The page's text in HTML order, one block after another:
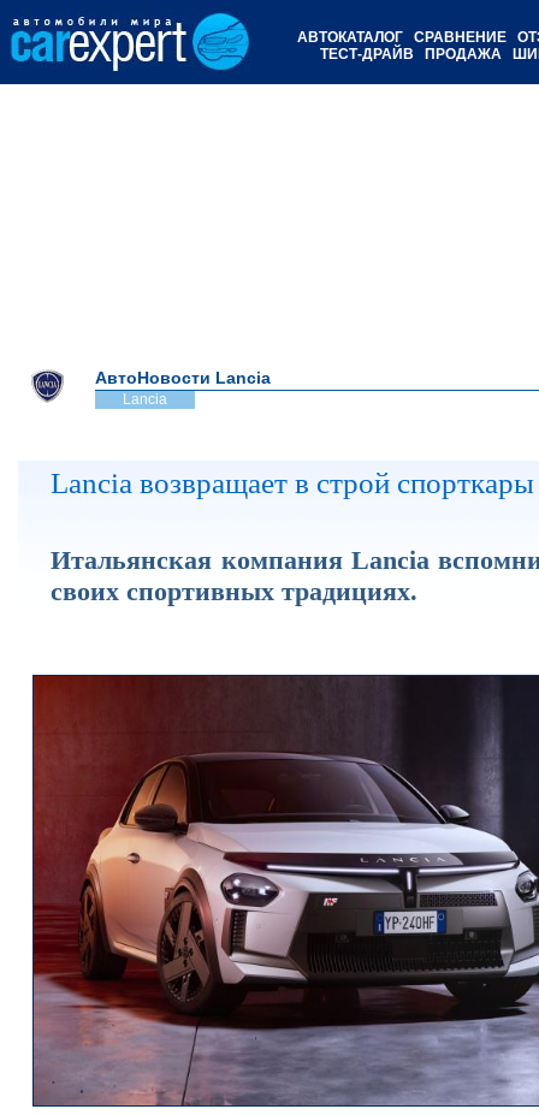
АВТОКАТАЛОГ СРАВНЕНИЕ
ТЕСТ-ДРАЙВ
ПРОДАЖА
АвтоНовости Lancia
Lancia
Lancia возвращает в строй спорткары
Итальянская компания Lancia
своих спортивных традициях.